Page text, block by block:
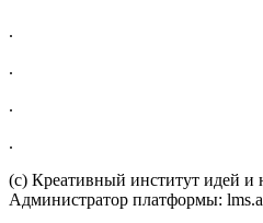
.
.
.
.
(c) Креативный институт идей и
Администратор платформы: